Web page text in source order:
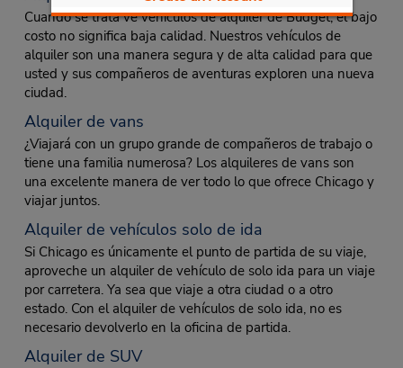
Cuando se trata ve vehículos de alquiler de Budget, el bajo
costo no significa baja calidad. Nuestros vehículos de
alquiler son una manera segura y de alta calidad para que
usted y sus compañeros de aventuras exploren una nueva
ciudad.
Alquiler de vans
¿Viajará con un grupo grande de compañeros de trabajo o
tiene una familia numerosa? Los alquileres de vans son
una excelente manera de ver todo lo que ofrece Chicago y
viajar juntos.
Alquiler de vehículos solo de ida
Si Chicago es únicamente el punto de partida de su viaje,
aproveche un alquiler de vehículo de solo ida para un viaje
por carretera. Ya sea que viaje a otra ciudad o a otro
estado. Con el alquiler de vehículos de solo ida, no es
necesario devolverlo en la oficina de partida.
Alquiler de SUV